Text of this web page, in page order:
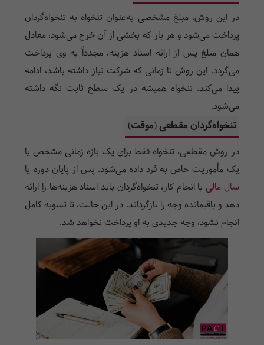
در این روش، مبلغ مشخصی به‌عنوان تنخواه به تنخواه‌گردان
پرداخت می‌شود و هر بار که بخشی از آن خرج می‌شود، معادل
همان مبلغ پس از ارائه اسناد هزینه، مجدداً به وی پرداخت
می‌گردد. این روش تا زمانی که شرکت نیاز داشته باشد، ادامه
پیدا می‌کند. تنخواه همیشه در یک سطح ثابت نگه داشته
می‌شود.
تنخواه‌گردان مقطعی (موقت)
در روش مقطعی، تنخواه فقط برای یک بازه زمانی مشخص یا
یک مأموریت خاص به فرد داده می‌شود. پس از پایان دوره یا
سال مالی یا انجام کار، تنخواه‌گردان باید اسناد هزینه‌ها را ارائه
دهد و باقیمانده وجه را بازگرداند. در این حالت، تا تسویه کامل
انجام نشود، وجه جدیدی به او پرداخت نخواهد شد.